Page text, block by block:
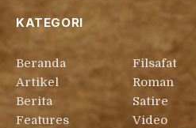
KATEGORI
Beranda
Artikel
Berita
Features
Filsafat
Roman
Satire
Video